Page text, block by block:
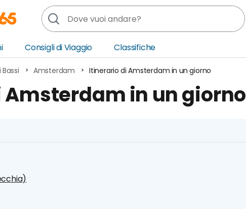
Asia
America Centrale
Consigli di Viaggio Classifiche
Bassi Amsterdam Itinerario di Amsterdam in un giorno
in un giorno